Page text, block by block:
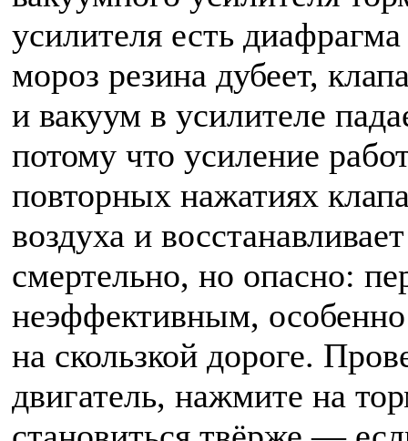
усилителя есть
мороз резина дубеет,
и вакуум в усилителе
потому что усиление
повторных нажатиях
воздуха и
смертельно, но опасно:
неэффективным,
на скользкой дороге.
двигатель, нажмите на